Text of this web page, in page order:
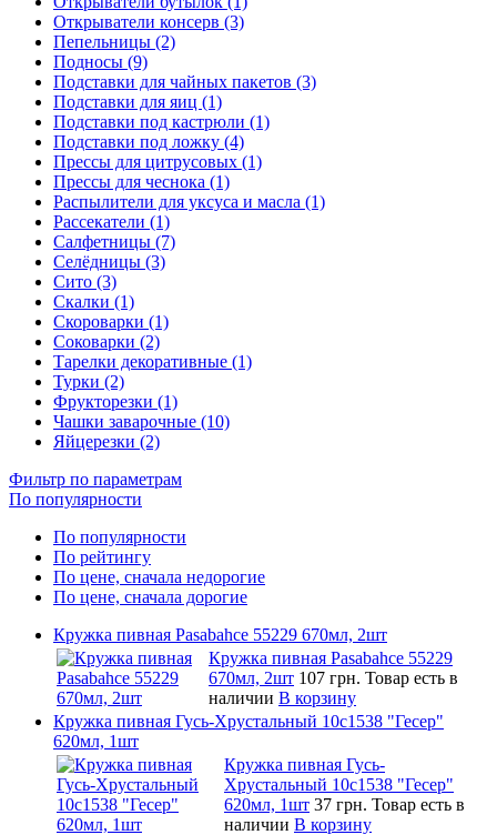
Открыватели консерв (3)
Пепельницы (2)
Подносы (9)
Подставки для чайных пакетов (3)
Подставки для яиц (1)
Подставки под кастрюли (1)
Подставки под ложку (4)
Прессы для цитрусовых (1)
Прессы для чеснока (1)
Распылители для уксуса и масла (1)
Рассекатели (1)
Салфетницы (7)
Селёдницы (3)
Сито (3)
Скалки (1)
Скороварки (1)
Соковарки (2)
Тарелки декоративные (1)
Турки (2)
Фрукторезки (1)
Чашки заварочные (10)
Яйцерезки (2)
Фильтр по параметрам
По популярности
По популярности
По рейтингу
По цене, сначала недорогие
По цене, сначала дорогие
Кружка пивная Pasabahce 55229 670мл, 2шт
Кружка пивная Pasabahce 55229
670мл, 2шт 107 грн. Товар есть в
наличии В корзину
Кружка пивная Гусь-Хрустальный 10c1538 "Гесер"
620мл, 1шт
Кружка пивная Гусь-
Хрустальный 10c1538 "Гесер"
620мл, 1шт 37 грн. Товар есть в
наличии В корзину